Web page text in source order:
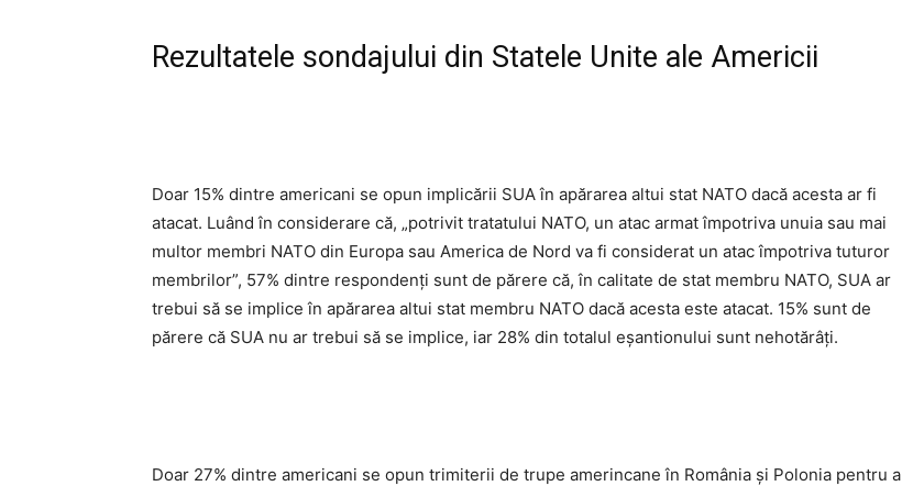
Rezultatele sondajului din Statele Unite ale Americii
Doar 15% dintre americani se opun implicării SUA în apărarea altui stat NATO dacă acesta ar fi
atacat. Luând în considerare că, „potrivit tratatului NATO, un atac armat împotriva unuia sau mai
multor membri NATO din Europa sau America de Nord va fi considerat un atac împotriva tuturor
membrilor”, 57% dintre respondenți sunt de părere că, în calitate de stat membru NATO, SUA ar
trebui să se implice în apărarea altui stat membru NATO dacă acesta este atacat. 15% sunt de
părere că SUA nu ar trebui să se implice, iar 28% din totalul eșantionului sunt nehotărâți.
Doar 27% dintre americani se opun trimiterii de trupe amerincane în România și Polonia pentru a